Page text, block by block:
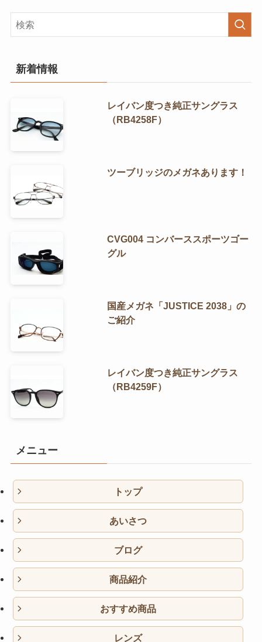
新着情報
レイバン度つき純正サングラス
（RB4258F）
ツーブリッジのメガネあります！
CVG004 コンバーススポーツゴー
グル
国産メガネ「JUSTICE 2038」の
ご紹介
レイバン度つき純正サングラス
（RB4259F）
メニュー
トップ
あいさつ
ブログ
商品紹介
おすすめ商品
レンズ